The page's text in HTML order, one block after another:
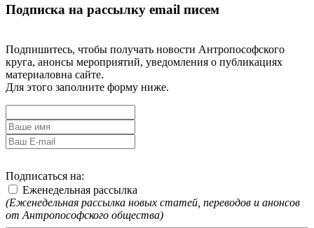
Подписка на рассылку email писем
Подпишитесь, чтобы получать новости Антропософского
круга, анонсы мероприятий, уведомления о публикациях
материаловна сайте.
Для этого заполните форму ниже.
Подписаться на:
Еженедельная рассылка
(Еженедельная рассылка новых статей, переводов и анонсов
от Антропософского общества)